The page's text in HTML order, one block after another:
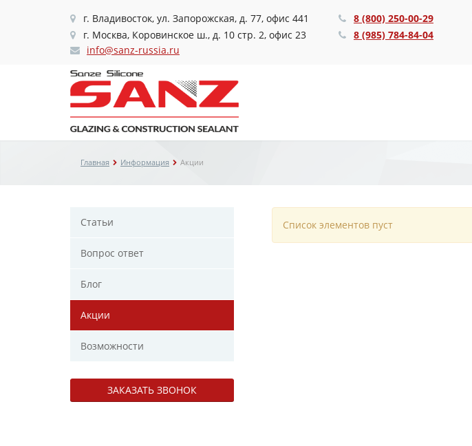
г. Владивосток, ул. Запорожская, д. 77, офис 441
г. Москва, Коровинское ш., д. 10 стр. 2, офис 23
info@sanz-russia.ru
8 (800) 250-00-29
8 (985) 784-84-04
Главная Информация Акции
Статьи
Вопрос ответ
Блог
Акции
Возможности
ЗАКАЗАТЬ ЗВОНОК
Список элементов пуст